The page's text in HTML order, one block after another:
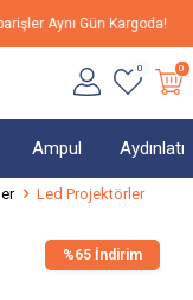
Aynı Gün Kargoda!
0 0
Ampul
Led Projektörler
%65 İndirim